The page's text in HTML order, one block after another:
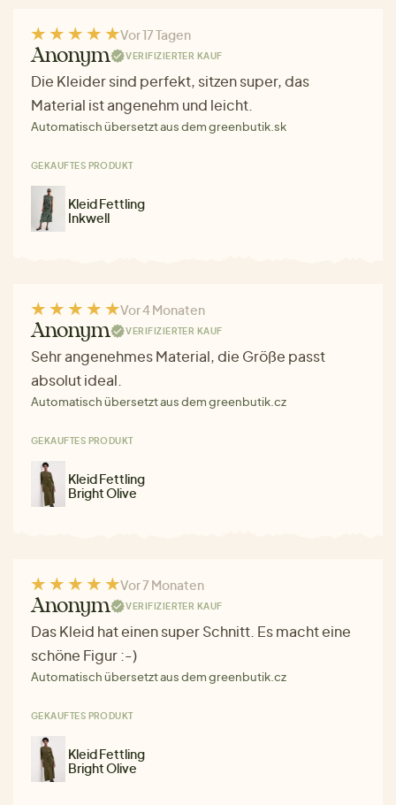
Vor 17 Tagen
Anonym VERIFIZIERTER KAUF
Die Kleider sind perfekt, sitzen super, das
Material ist angenehm und leicht.
Automatisch übersetzt aus dem greenbutik.sk
GEKAUFTES PRODUKT
Kleid Fettling
Inkwell
Vor 4 Monaten
Anonym VERIFIZIERTER KAUF
Sehr angenehmes Material, die Größe passt
absolut ideal.
Automatisch übersetzt aus dem greenbutik.cz
GEKAUFTES PRODUKT
Kleid Fettling
Bright Olive
Vor 7 Monaten
Anonym VERIFIZIERTER KAUF
Das Kleid hat einen super Schnitt. Es macht eine
schöne Figur :-)
Automatisch übersetzt aus dem greenbutik.cz
GEKAUFTES PRODUKT
Kleid Fettling
Bright Olive